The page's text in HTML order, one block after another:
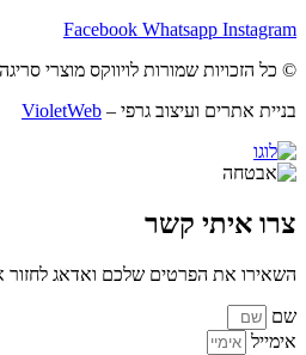
Facebook Whatsapp Instagram
© כל הזכויות שמורות לויווקס מוצרי
בניית אתרים ועיצוב גרפי – VioletWeb
צרו איתי קשר
השאירו את הפרטים שלכם ואדאג
שם
אימייל